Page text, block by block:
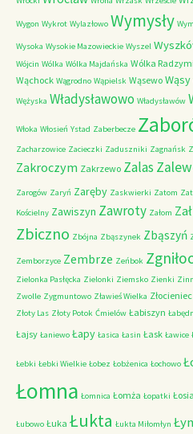
Wygon Wykrot Wylazłowo Wymysły
Wysoka Wysokie Mazowieckie Wyszel
Wójcin Wólka Wólka Majdańska Wólka
Wąchock Wągrodno Wąpielsk Wąsewo Wąsy
Wężyska Władysławowo Władysławów
Włoka Włosień Ystad Zaberbecze
Zacharzowice Zacieczki Zaduszniki Zagnańsk
Zakroczym Zakrzewo Zalas
Zarogów Zaryń Zaręby Zaskwierki Zatom
Kościelny Zawiszyn Zawroty Załom
Zbiczno Zbójna Zbąszynek Zbąszyń
Zemborzyce Zembrze Zeńbok
Zielonka Pasłęcka Zielonki Ziemsko Zienki
Zwolle Zygmuntowo Zławieś Wielka Złocieniec
Złoty Las Złoty Potok Ćmielów Łabiszyn
Łajsy Łaniewo Łapy Łasica Łasin Łask Ławice
Łebki Łebki Wielkie Łobez Łobżenica Łochowo
Łomna Łomnica Łomża Łopatki
Łubowo Łuka Łukta Łukta Miłomłyn